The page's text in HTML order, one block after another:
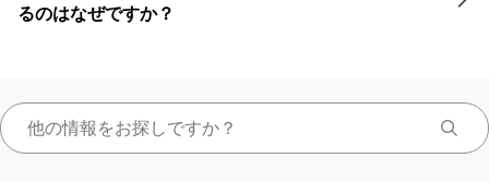
るのはなぜですか？